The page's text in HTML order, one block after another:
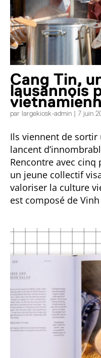
Cang Tin,
lausannois
par largekiosk-admin | 7 juin
Ils viennent de
lancent
Rencontre avec cinq
un jeune collectif
valoriser la culture
est composé de